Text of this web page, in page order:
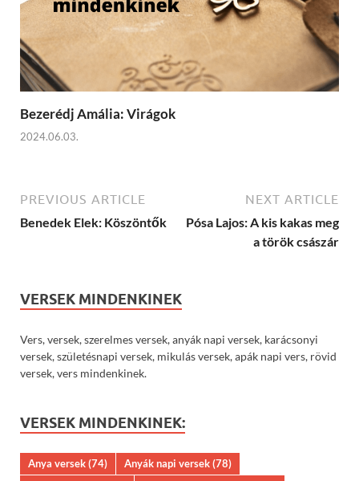
Bezerédj Amália: Virágok
2024.06.03.
PREVIOUS ARTICLE
Benedek Elek: Köszöntők
NEXT ARTICLE
Pósa Lajos: A kis kakas meg
a török császár
VERSEK MINDENKINEK
Vers, versek, szerelmes versek, anyák napi versek, karácsonyi
versek, születésnapi versek, mikulás versek, apák napi vers, rövid
versek, vers mindenkinek.
VERSEK MINDENKINEK:
Anya versek(74) Anyák napi versek(78)